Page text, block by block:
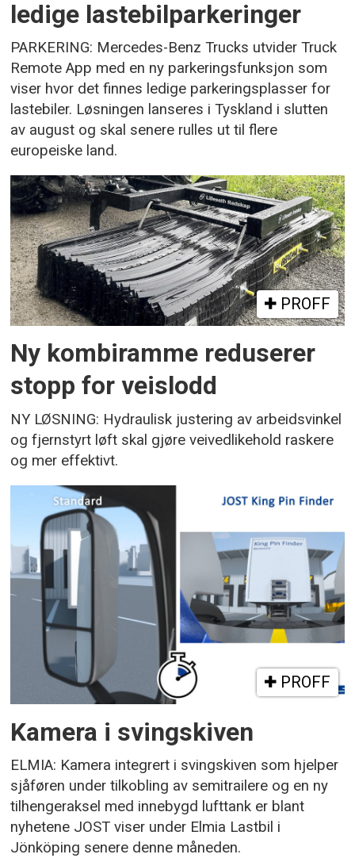
ledige lastebilparkeringer
PARKERING: Mercedes-Benz Trucks utvider Truck
Remote App med en ny parkeringsfunksjon som
viser hvor det finnes ledige parkeringsplasser for
lastebiler. Løsningen lanseres i Tyskland i slutten
av august og skal senere rulles ut til flere
europeiske land.
PROFF
Ny kombiramme reduserer
stopp for veislodd
NY LØSNING: Hydraulisk justering av arbeidsvinkel
og fjernstyrt løft skal gjøre veivedlikehold raskere
og mer effektivt.
PROFF
Kamera i svingskiven
ELMIA: Kamera integrert i svingskiven som hjelper
sjåføren under tilkobling av semitrailere og en ny
tilhengeraksel med innebygd lufttank er blant
nyhetene JOST viser under Elmia Lastbil i
Jönköping senere denne måneden.